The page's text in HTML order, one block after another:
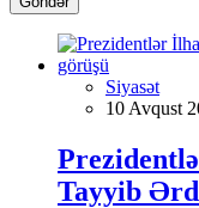
Siyasət
10 Avqust
Tayyib